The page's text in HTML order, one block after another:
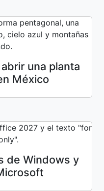
una planta
México
de Windows y